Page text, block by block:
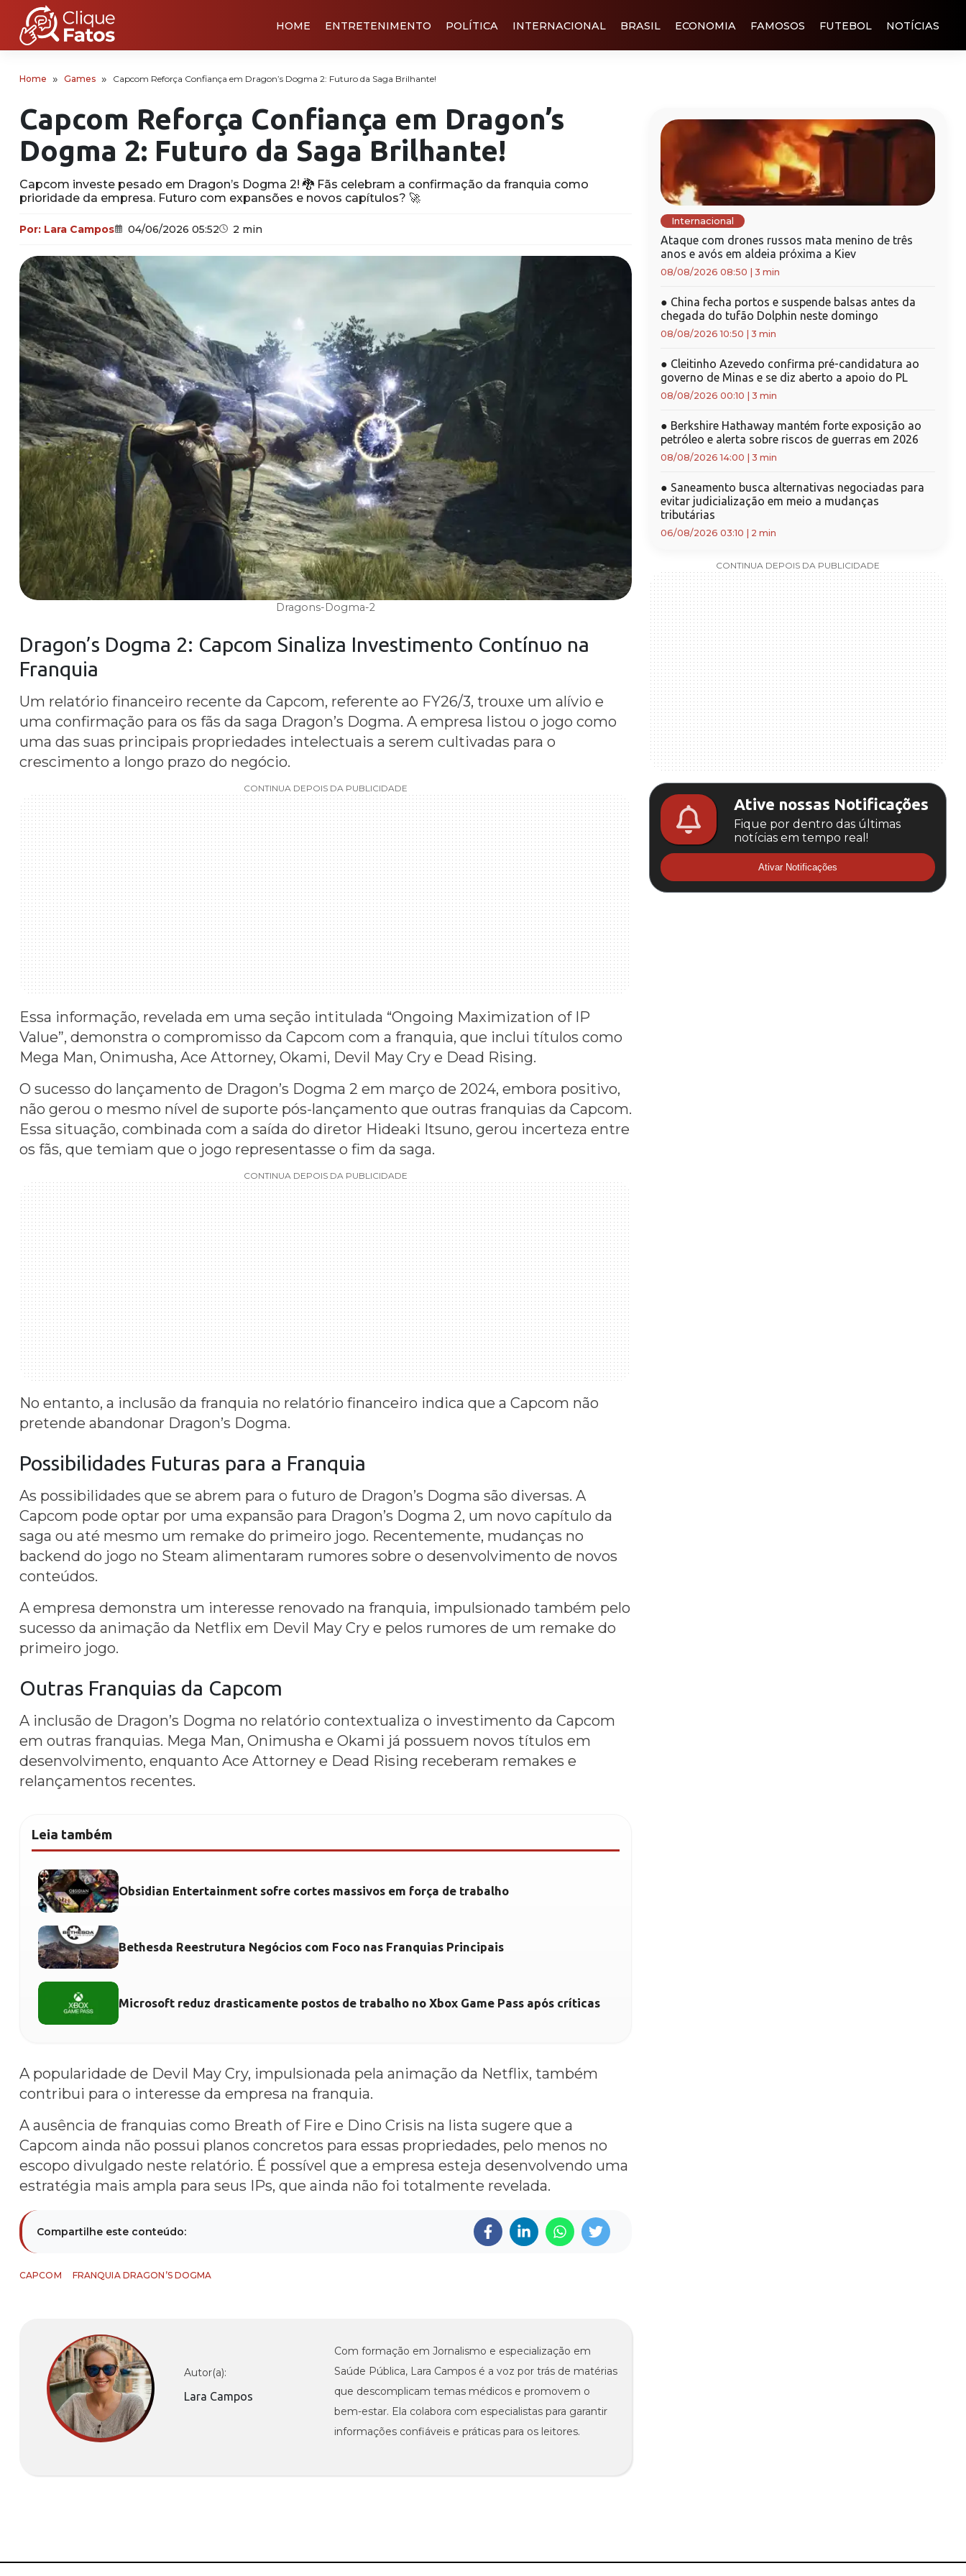
HOME ENTRETENIMENTO POLÍTICA INTERNACIONAL BRASIL ECONOMIA FAMOSOS FUTEBOL NOTÍCIAS
Home Games Capcom Reforça Confiança em Dragon’s Dogma 2: Futuro da Saga Brilhante!
Capcom Reforça Confiança em Dragon’s
Dogma 2: Futuro da Saga Brilhante!
Capcom investe pesado em Dragon’s Dogma 2! 🐉 Fãs celebram a confirmação da franquia como
prioridade da empresa. Futuro com expansões e novos capítulos? 🚀
Por: Lara Campos 04/06/2026 05:52 2 min
Dragons-Dogma-2
Dragon’s Dogma 2: Capcom Sinaliza Investimento Contínuo na
Franquia
Um relatório financeiro recente da Capcom, referente ao FY26/3, trouxe um alívio e
uma confirmação para os fãs da saga Dragon’s Dogma. A empresa listou o jogo como
uma das suas principais propriedades intelectuais a serem cultivadas para o
crescimento a longo prazo do negócio.
CONTINUA DEPOIS DA PUBLICIDADE
Essa informação, revelada em uma seção intitulada “Ongoing Maximization of IP
Value”, demonstra o compromisso da Capcom com a franquia, que inclui títulos como
Mega Man, Onimusha, Ace Attorney, Okami, Devil May Cry e Dead Rising.
O sucesso do lançamento de Dragon’s Dogma 2 em março de 2024, embora positivo,
não gerou o mesmo nível de suporte pós-lançamento que outras franquias da Capcom.
Essa situação, combinada com a saída do diretor Hideaki Itsuno, gerou incerteza entre
os fãs, que temiam que o jogo representasse o fim da saga.
CONTINUA DEPOIS DA PUBLICIDADE
No entanto, a inclusão da franquia no relatório financeiro indica que a Capcom não
pretende abandonar Dragon’s Dogma.
Possibilidades Futuras para a Franquia
As possibilidades que se abrem para o futuro de Dragon’s Dogma são diversas. A
Capcom pode optar por uma expansão para Dragon’s Dogma 2, um novo capítulo da
saga ou até mesmo um remake do primeiro jogo. Recentemente, mudanças no
backend do jogo no Steam alimentaram rumores sobre o desenvolvimento de novos
conteúdos.
A empresa demonstra um interesse renovado na franquia, impulsionado também pelo
sucesso da animação da Netflix em Devil May Cry e pelos rumores de um remake do
primeiro jogo.
Outras Franquias da Capcom
A inclusão de Dragon’s Dogma no relatório contextualiza o investimento da Capcom
em outras franquias. Mega Man, Onimusha e Okami já possuem novos títulos em
desenvolvimento, enquanto Ace Attorney e Dead Rising receberam remakes e
relançamentos recentes.
Leia também
Obsidian Entertainment sofre cortes massivos em força de trabalho
Bethesda Reestrutura Negócios com Foco nas Franquias Principais
Microsoft reduz drasticamente postos de trabalho no Xbox Game Pass após críticas
A popularidade de Devil May Cry, impulsionada pela animação da Netflix, também
contribui para o interesse da empresa na franquia.
A ausência de franquias como Breath of Fire e Dino Crisis na lista sugere que a
Capcom ainda não possui planos concretos para essas propriedades, pelo menos no
escopo divulgado neste relatório. É possível que a empresa esteja desenvolvendo uma
estratégia mais ampla para seus IPs, que ainda não foi totalmente revelada.
Compartilhe este conteúdo:
CAPCOM FRANQUIA DRAGON’S DOGMA
Autor(a):
Lara Campos
Com formação em Jornalismo e especialização em
Saúde Pública, Lara Campos é a voz por trás de matérias
que descomplicam temas médicos e promovem o
bem-estar. Ela colabora com especialistas para garantir
informações confiáveis e práticas para os leitores.
Internacional
Ataque com drones russos mata menino de três
anos e avós em aldeia próxima a Kiev
08/08/2026 08:50 3 min
● China fecha portos e suspende balsas antes da
chegada do tufão Dolphin neste domingo
08/08/2026 10:50 3 min
● Cleitinho Azevedo confirma pré-candidatura ao
governo de Minas e se diz aberto a apoio do PL
08/08/2026 00:10 3 min
● Berkshire Hathaway mantém forte exposição ao
petróleo e alerta sobre riscos de guerras em 2026
08/08/2026 14:00 3 min
● Saneamento busca alternativas negociadas para
evitar judicialização em meio a mudanças
tributárias
06/08/2026 03:10 2 min
CONTINUA DEPOIS DA PUBLICIDADE
Ative nossas Notificações
Fique por dentro das últimas
notícias em tempo real!
Ativar Notificações